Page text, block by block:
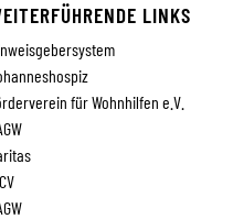
LINKS
für Wohnhilfen e.V.